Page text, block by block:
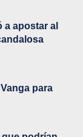
apostar al
para